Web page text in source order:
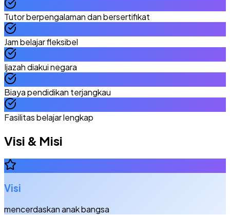
Tutor berpengalaman dan bersertifikat
Jam belajar fleksibel
Ijazah diakui negara
Biaya pendidikan terjangkau
Fasilitas belajar lengkap
Visi & Misi
Visi
mencerdaskan anak bangsa